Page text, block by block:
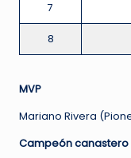
7
8
MVP
Mariano Rivera
Campeón canastero